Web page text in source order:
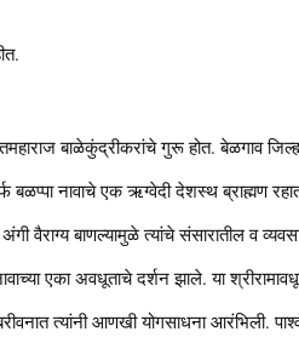
बाळेकुंद्रीकरांचे गुरू होत. बेळगाव
बळप्पा नावाचे एक ऋग्वेदी देशस्थ ब्राह्मण
अंगी वैराग्य बाणल्यामुळे त्यांचे संसारातील व
एका अवधूताचे दर्शन झाले. या
त्यांनी आणखी योगसाधना आरंभिली.